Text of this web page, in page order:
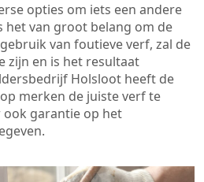
opties om iets een andere
het van groot belang om de
van foutieve verf, zal de
zijn en is het resultaat
Holsloot heeft de
merken de juiste verf te
ook garantie op het